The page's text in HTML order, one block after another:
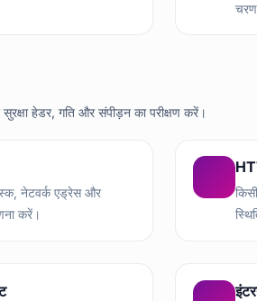
हेडर, गति और संपीड़न का परीक्षण करें।
नेटवर्क एड्रेस और
करें।